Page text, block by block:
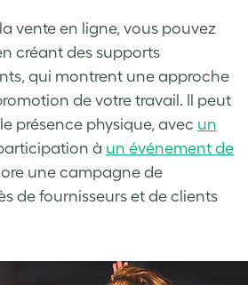
vente en ligne, vous pouvez
créant des supports
qui montrent une approche
de votre travail. Il peut
présence physique, avec un
à un événement de
une campagne de
de fournisseurs et de clients